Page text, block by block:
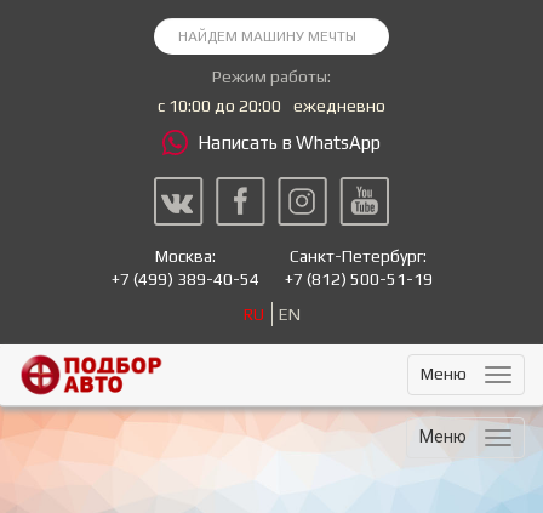
Режим работы:
с 10:00 до 20:00
ежедневно
Написать в WhatsApp
Москва:
+7 (499) 389-40-54
Санкт-Петербург:
+7 (812) 500-51-19
RU
EN
Меню
Меню